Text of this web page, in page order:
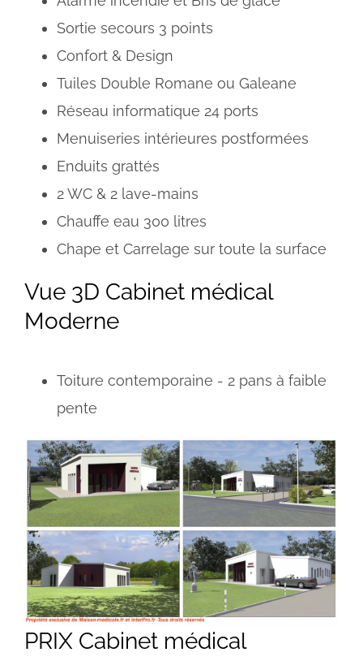
Sortie secours 3 points
Confort & Design
Tuiles Double Romane ou Galeane
Réseau informatique 24 ports
Menuiseries intérieures postformées
Enduits grattés
2 WC & 2 lave-mains
Chauffe eau 300 litres
Chape et Carrelage sur toute la surface
Vue 3D Cabinet médical
Moderne
Toiture contemporaine - 2 pans à faible
pente
PRIX Cabinet médical